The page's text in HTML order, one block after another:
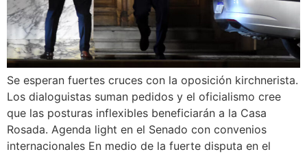
Se esperan fuertes cruces con la oposición kirchnerista.
Los dialoguistas suman pedidos y el oficialismo cree
que las posturas inflexibles beneficiarán a la Casa
Rosada. Agenda light en el Senado con convenios
internacionales En medio de la fuerte disputa en el